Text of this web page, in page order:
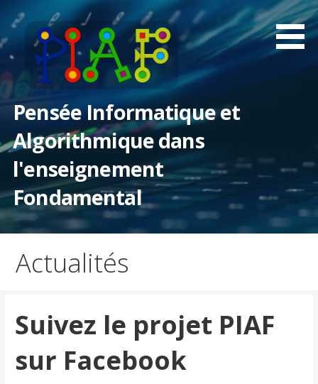
contenu
Pensée Informatique et
Algorithmique dans
l'enseignement
Fondamental
Actualités
Suivez le projet PIAF
sur Facebook